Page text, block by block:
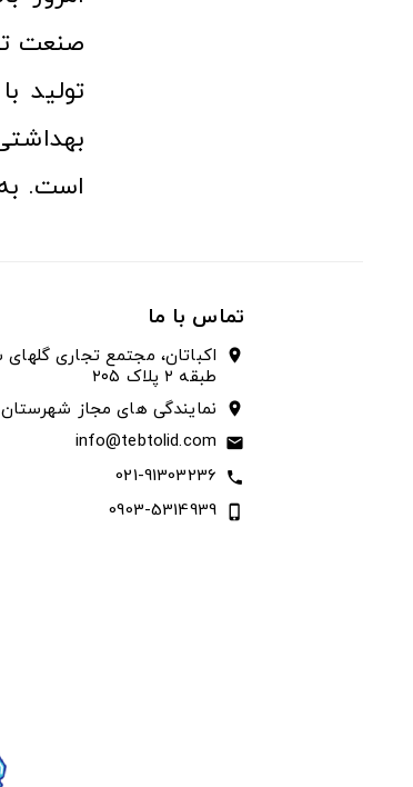
صنعت
تولید
است.
تماس با ما
location_on
اکباتان، مجتمع تجاری گلهای
طبقه ۲ پلاک ۲۰۵
location_on نمایندگی های مجاز شهرستان
email
info@tebtolid.com
call
021-91303236
phone_iphone
0903-5314939